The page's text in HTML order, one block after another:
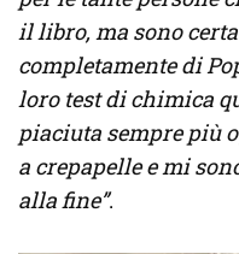
il libro, ma sono
completamente di
loro test di chimica
piaciuta sempre più
a crepapelle e mi
alla fine”.